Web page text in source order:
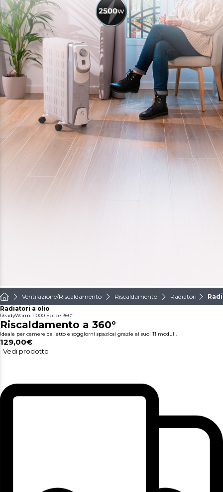
Ventilazione/Riscaldamento Riscaldamento Radiatori
Radiatori a olio
ReadyWarm 11000 Space 360º
Riscaldamento a 360°
Ideale per camere da letto e soggiorni spaziosi grazie ai suoi 11 moduli.
129,00€
Vedi prodotto